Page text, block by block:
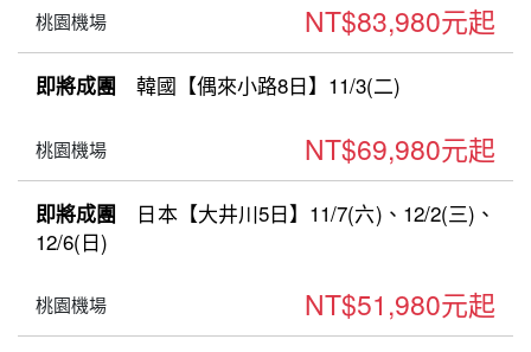
桃園機場 NT$83,980元起
即將成團 韓國【偶來小路8日】11/3(二)
桃園機場 NT$69,980元起
即將成團 日本【大井川5日】11/7(六)、12/2(三)、
12/6(日)
桃園機場 NT$51,980元起